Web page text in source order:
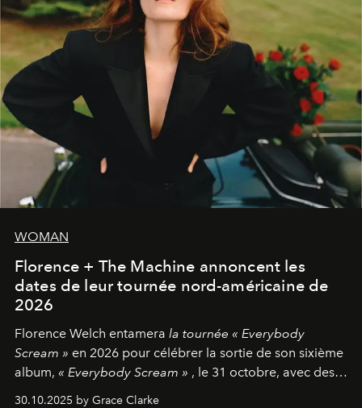
WOMAN
Florence + The Machine annoncent les
dates de leur tournée nord-américaine de
2026
Florence Welch entamera la tournée « Everybody
Scream » en 2026 pour célébrer la sortie de son sixième
album, « Everybody Scream » , le 31 octobre, avec des
30.10.2025 by Grace Clarke